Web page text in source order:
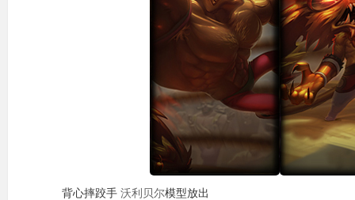
背心摔跤手 沃利贝尔模型放出